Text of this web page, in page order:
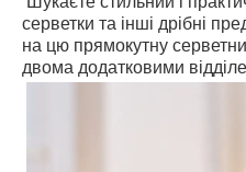
серветки та інші дрібні
на цю прямокутну
двома додатковими